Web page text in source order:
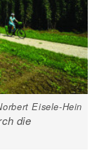
Eisele-Hein
die